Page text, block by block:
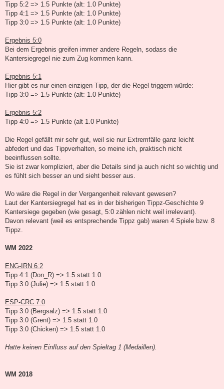
Tipp 5:2 => 1.5 Punkte (alt: 1.0 Punkte)
Tipp 4:1 => 1.5 Punkte (alt: 1.0 Punkte)
Tipp 3:0 => 1.5 Punkte (alt: 1.0 Punkte)
Ergebnis 5:0
Bei dem Ergebnis greifen immer andere Regeln, sodass die
Kantersiegregel nie zum Zug kommen kann.
Ergebnis 5:1
Hier gibt es nur einen einzigen Tipp, der die Regel triggern würde:
Tipp 3:0 => 1.5 Punkte (alt: 1.0 Punkte)
Ergebnis 5:2
Tipp 4:0 => 1.5 Punkte (alt 1.0 Punkte)
Die Regel gefällt mir sehr gut, weil sie nur Extremfälle ganz leicht
abfedert und das Tippverhalten, so meine ich, praktisch nicht
beeinflussen sollte.
Sie ist zwar kompliziert, aber die Details sind ja auch nicht so wichtig und
es fühlt sich besser an und sieht besser aus.
Wo wäre die Regel in der Vergangenheit relevant gewesen?
Laut der Kantersiegregel hat es in der bisherigen Tippz-Geschichte 9
Kantersiege gegeben (wie gesagt, 5:0 zählen nicht weil irrelevant).
Davon relevant (weil es entsprechende Tippz gab) waren 4 Spiele bzw. 8
Tippz.
WM 2022
ENG-IRN 6:2
Tipp 4:1 (Don_R) => 1.5 statt 1.0
Tipp 3:0 (Julie) => 1.5 statt 1.0
ESP-CRC 7:0
Tipp 3:0 (Bergsalz) => 1.5 statt 1.0
Tipp 3:0 (Grent) => 1.5 statt 1.0
Tipp 3:0 (Chicken) => 1.5 statt 1.0
Hatte keinen Einfluss auf den Spieltag 1 (Medaillen).
WM 2018